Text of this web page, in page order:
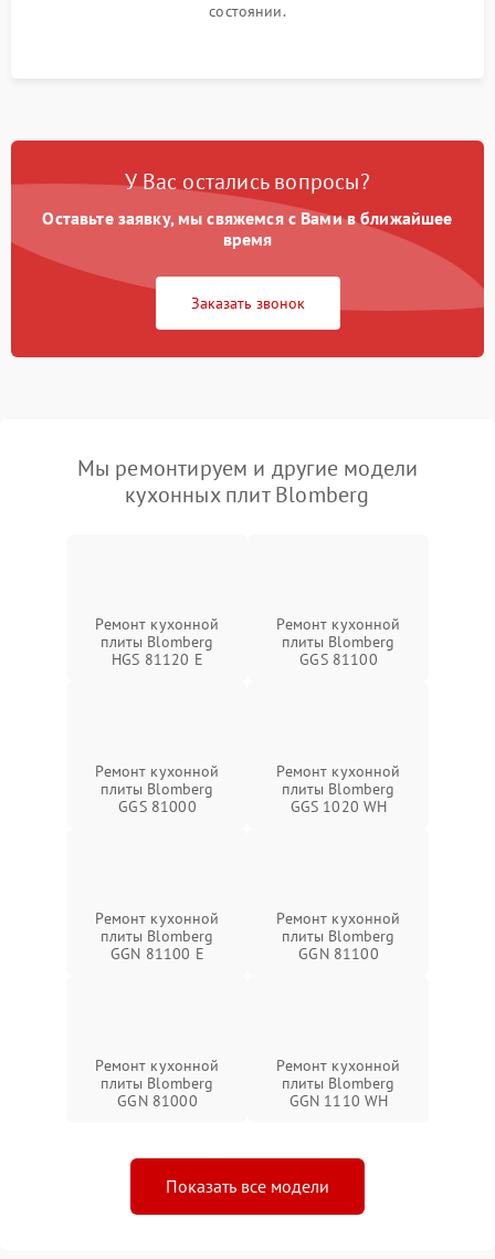
состоянии.
У Вас остались вопросы?
Оставьте заявку, мы свяжемся с Вами в ближайшее
время
Заказать звонок
Мы ремонтируем и другие модели
кухонных плит Blomberg
Ремонт кухонной
плиты Blomberg
HGS 81120 E
Ремонт кухонной
плиты Blomberg
GGS 81100
Ремонт кухонной
плиты Blomberg
GGS 81000
Ремонт кухонной
плиты Blomberg
GGS 1020 WH
Ремонт кухонной
плиты Blomberg
GGN 81100 E
Ремонт кухонной
плиты Blomberg
GGN 81100
Ремонт кухонной
плиты Blomberg
GGN 81000
Ремонт кухонной
плиты Blomberg
GGN 1110 WH
Показать все модели